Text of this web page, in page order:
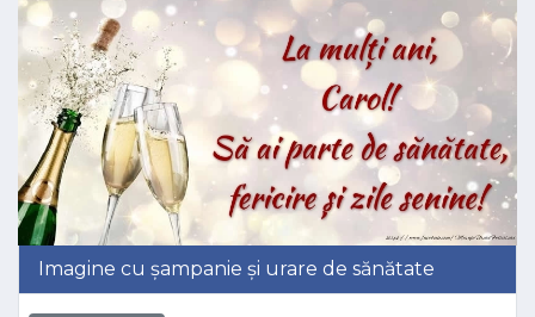
Imagine cu șampanie și urare de sănătate